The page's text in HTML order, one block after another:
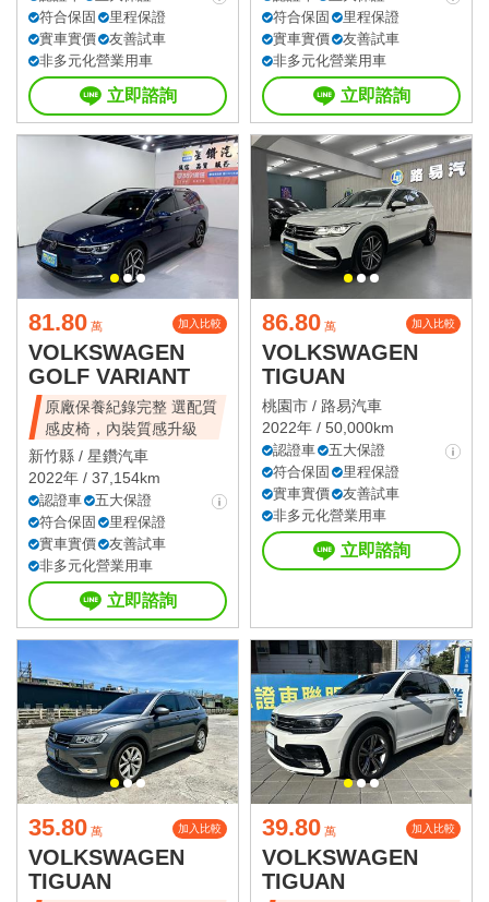
符合保固
里程保證
實車實價
友善試車
非多元化營業用車
立即諮詢
符合保固
里程保證
實車實價
友善試車
非多元化營業用車
立即諮詢
81.80 萬 加入比較
VOLKSWAGEN
GOLF VARIANT
原廠保養紀錄完整 選配質
感皮椅，內裝質感升級
新竹縣 / 星鑽汽車
2022年 / 37,154km
認證車
五大保證
符合保固
里程保證
實車實價
友善試車
非多元化營業用車
立即諮詢
86.80 萬 加入比較
VOLKSWAGEN
TIGUAN
桃園市 / 路易汽車
2022年 / 50,000km
認證車
五大保證
符合保固
里程保證
實車實價
友善試車
非多元化營業用車
立即諮詢
35.80 萬 加入比較
VOLKSWAGEN
TIGUAN
39.80 萬 加入比較
VOLKSWAGEN
TIGUAN